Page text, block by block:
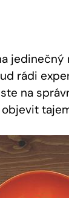
jedinečný
rádi
na